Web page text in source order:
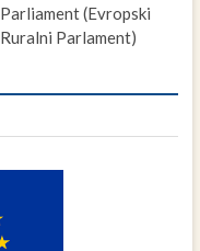
Parliament (Evropski
Ruralni Parlament)